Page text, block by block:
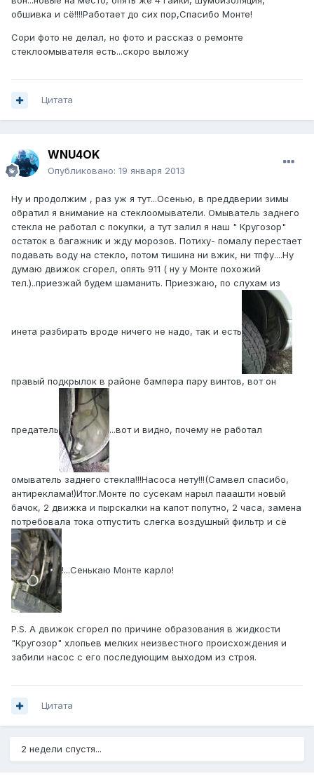
обшивка и сё!!!!Работает до сих пор,Спасибо Монте!
Сори фото не делал, но фото и рассказ о ремонте
стеклоомывателя есть...скоро выложу
Цитата
WNU4OK
Опубликовано: 19 января 2013
Ну и продолжим , раз уж я тут...Осенью, в преддверии зимы
обратил я внимание на стеклоомыватели. Омыватель заднего
стекла не работал с покупки, а тут залил я наш " Кругозор"
остаток в багажник и жду морозов. Потиху- помалу перестает
подавать воду на стекло, потом тишина ни вжик, ни тпфу....Ну
думаю движок сгорел, опять 911 ( ну у Монте похожий
тел.)..приезжай будем шаманить. Приезжаю, по слухам из
инета разбирать вроде ничего не надо, так и есть
правый подкрылок в районе бампера пару винтов, вот он
предатель ...вот и видно, почему не работал
омыватель заднего стекла!!!Насоса нету!!!(Самвел спасибо,
антиреклама!)Итог.Монте по сусекам нарыл пааашти новый
бачок, 2 движка и пырскалки на капот попутно, 2 часа, замена
потребовала тока отпустить слегка воздушный фильтр и сё
!...Сенькаю Монте карло!
P.S. А движок сгорел по причине образования в жидкости
"Кругозор" хлопьев мелких неизвестного происхождения и
забили насос с его последующим выходом из строя.
Цитата
2 недели спустя...